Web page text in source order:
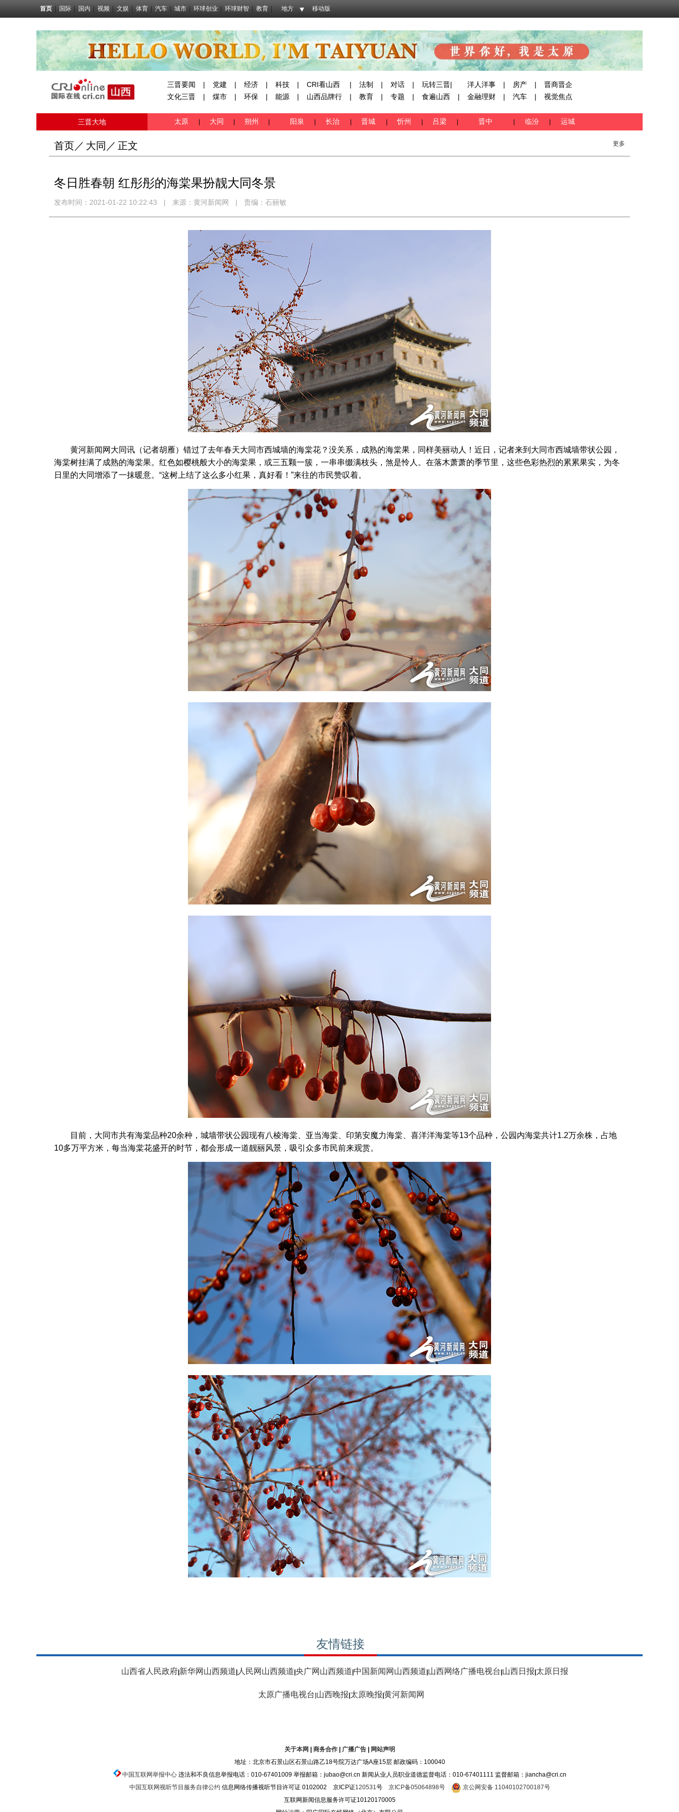
首页 国际 国内 视频 文娱 体育 汽车 城市 环球创业 环球财智 教育 地方 移动版
三晋要闻 | 党建 | 经济 | 科技 | CRI看山西 | 法制 | 对话 | 玩转三晋| 洋人洋事 | 房产 |
晋商晋企
文化三晋
| 煤市 | 环保 | 能源 | 山西品牌行 | 教育 | 专题 | 食遍山西 | 金融理财 | 汽车 | 视觉焦点
三晋大地 太原 大同 朔州 阳泉 长治 晋城 忻州 吕梁 晋中 临汾 运城
首页／ 大同 ／ 正文 更多
冬日胜春朝 红彤彤的海棠果扮靓大同冬景
发布时间：2021-01-22 10:22:43 | 来源： 黄河新闻网 | 责编：石丽敏
黄河新闻网大同讯（记者胡雁）错过了去年春天大同市西城墙的海棠花？没关系，成熟的海棠果，同样美丽动人！近日，记者来到大同市西城墙带状公园，
海棠树挂满了成熟的海棠果。红色如樱桃般大小的海棠果，或三五颗一簇，一串串缀满枝头，煞是怜人。在落木萧萧的季节里，这些色彩热烈的累累果实，为冬
日里的大同增添了一抹暖意。“这树上结了这么多小红果，真好看！”来往的市民赞叹着。
目前，大同市共有海棠品种20余种，城墙带状公园现有八棱海棠、亚当海棠、印第安魔力海棠、喜洋洋海棠等13个品种，公园内海棠共计1.2万余株，占地
10多万平方米，每当海棠花盛开的时节，都会形成一道靓丽风景，吸引众多市民前来观赏。
友情链接
山西省人民政府 新华网山西频道 人民网山西频道 央广网山西频道 中国新闻网山西频道 山西网络广播电视台 山西日报 太原日报
太原广播电视台 山西晚报 太原晚报 黄河新闻网
关于本网 商务合作| 广播广告|
网站声明
地址：北京市石景山区石景山路乙18号院万达广场A座15层 邮政编码：100040
中国互联网举报中心违法和不良信息举报电话：010-67401009 举报邮箱：jubao@cri.cn 新闻从业人员职业道德监督电话：010-67401111 监督邮箱：jiancha@cri.cn
中国互联网视听节目服务自律公约 信息网络传播视听节目许可证 0102002 京ICP证120531号 京ICP备05064898号
京公网安备 11040102700187号
互联网新闻信息服务许可证10120170005